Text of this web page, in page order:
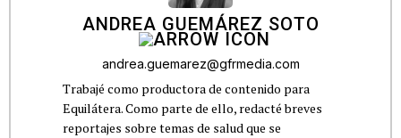
ANDREA GUEMÁREZ SOTO
andrea.guemarez@gfrmedia.com
Trabajé como productora de contenido para
Equilátera. Como parte de ello, redacté breves
reportajes sobre temas de salud que se